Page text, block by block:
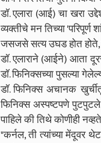
डॉ. एलारा (आई) चा खरा
व्यक्तीचे मन तिच्या
जसजसे सत्य उघड होत होते,
डॉ. एलाराने (आईने) आता
डॉ. फिनिक्सच्या पुसल्या
डॉ. फिनिक्स अचानक
फिनिक्स अस्पष्टपणे
पाहिले की तिथे कोणीही
"कर्नल, ती त्यांच्या मेंदूवर